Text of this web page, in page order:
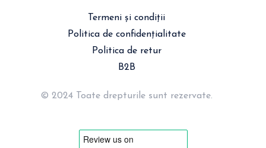
Termeni și condiții
Politica de confidențialitate
Politica de retur
B2B
© 2024 Toate drepturile sunt rezervate.